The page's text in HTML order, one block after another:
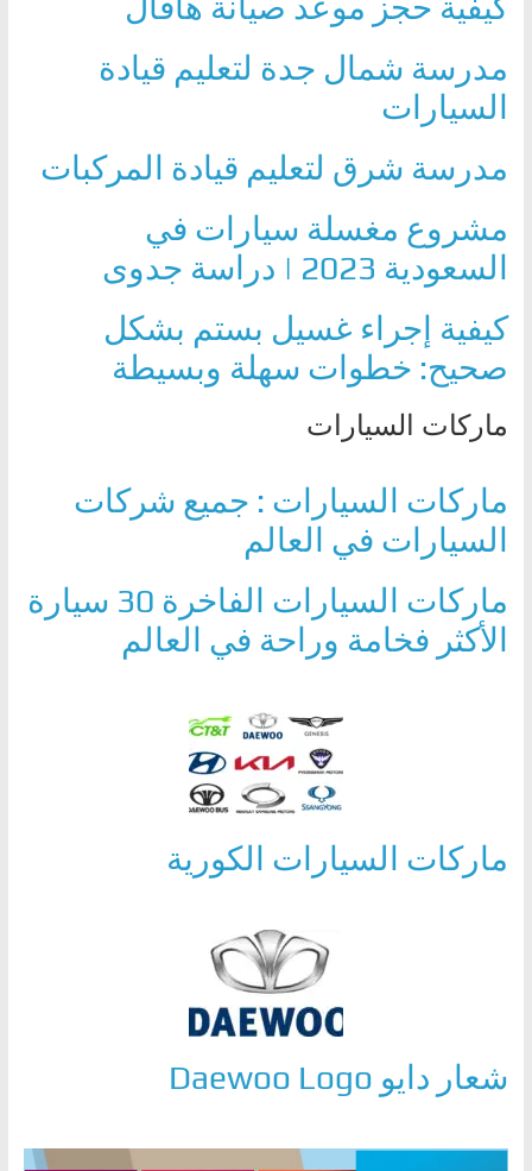
ا
،
أ
و
ع
ا
ل
ا
ت
،
ت
ق
ل
ا
ج
مدرسة شمال جدة لتعليم قيادة
السيارات
مدرسة شرق لتعليم قيادة المركبات
مشروع مغسلة سيارات في
السعودية 2023 | دراسة جدوى
كيفية إجراء غسيل بستم بشكل
صحيح: خطوات سهلة وبسيطة
ماركات السيارات
ماركات السيارات : جميع شركات
السيارات في العالم
ماركات السيارات الفاخرة 30 سيارة
الأكثر فخامة وراحة في العالم
ماركات السيارات الكورية
شعار دايو Daewoo Logo